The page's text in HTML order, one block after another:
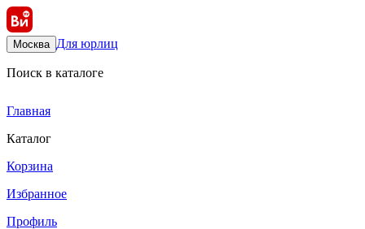
Москва Для юрлиц
Поиск в каталоге
Главная
Каталог
Корзина
Избранное
Профиль